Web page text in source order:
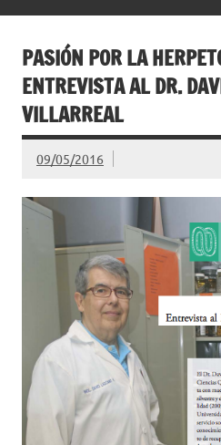
PASIÓN POR LA
ENTREVISTA AL DR.
VILLARREAL
09/05/2016